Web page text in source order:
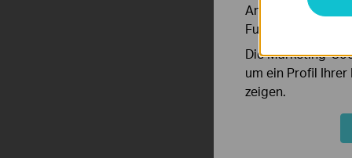
Analyse-Cookies
Funktionsweise
Die Marketing-
um ein Profil Ihrer
zeigen.